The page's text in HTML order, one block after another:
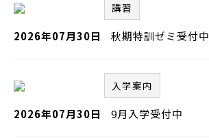
講習
2026年07月30日 秋期特訓ゼミ受付中
入学案内
2026年07月30日 9月入学受付中